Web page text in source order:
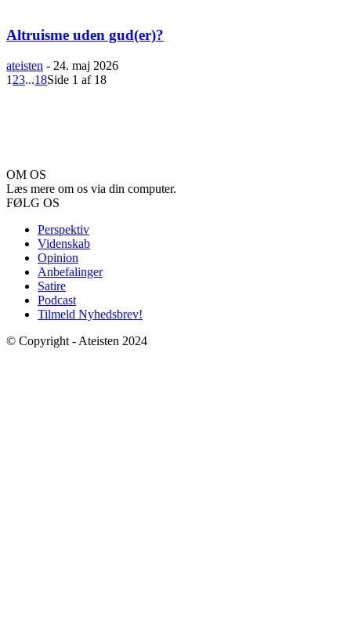
Altruisme uden gud(er)?
ateisten - 24. maj 2026
1 23...18Side 1 af 18
OM OS
Læs mere om os via din computer.
FØLG OS
Perspektiv
Videnskab
Opinion
Anbefalinger
Satire
Podcast
Tilmeld Nyhedsbrev!
© Copyright - Ateisten 2024